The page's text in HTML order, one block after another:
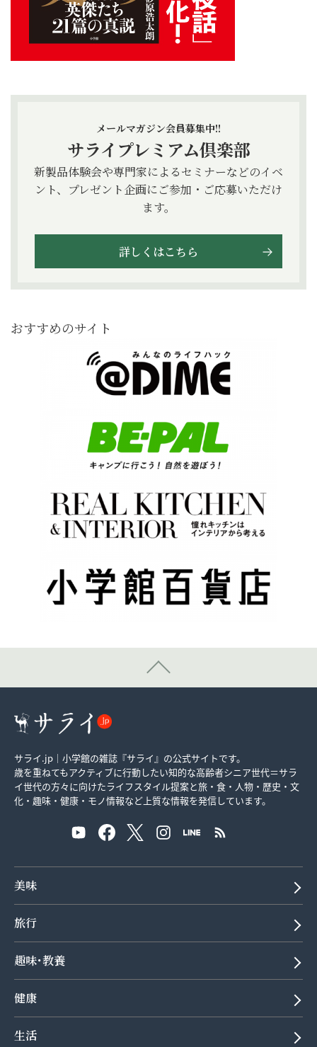
メールマガジン会員募集中!!
サライプレミアム倶楽部
新製品体験会や専門家によるセミナーなどのイベ
ント、プレゼント企画にご参加・ご応募いただけ
ます。
詳しくはこちら
おすすめのサイト
サライ.jp｜小学館の雑誌『サライ』の公式サイトです。
歳を重ねてもアクティブに行動したい知的な高齢者シニア世代＝サラ
イ世代の方々に向けたライフスタイル提案と旅・食・人物・歴史・文
化・趣味・健康・モノ情報など上質な情報を発信しています。
美味
旅行
趣味･教養
健康
生活